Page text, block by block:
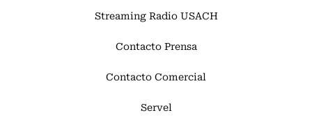
Streaming Radio USACH
Contacto Prensa
Contacto Comercial
Servel